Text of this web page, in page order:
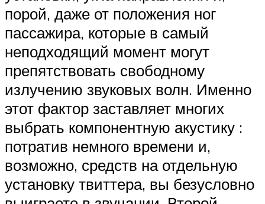
порой, даже от положения ног
пассажира, которые в самый
неподходящий момент могут
препятствовать свободному
излучению звуковых волн. Именно
этот фактор заставляет многих
выбрать компонентную акустику :
потратив немного времени и,
возможно, средств на отдельную
установку твиттера, вы безусловно